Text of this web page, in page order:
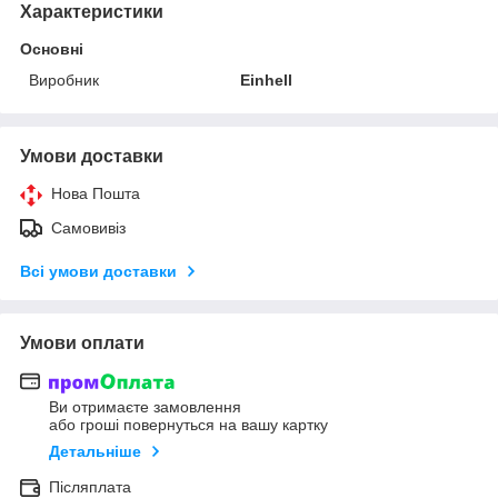
Характеристики
Основні
Виробник
Einhell
Умови доставки
Нова Пошта
Самовивіз
Всі умови доставки
Умови оплати
Ви отримаєте замовлення
або гроші повернуться на вашу картку
Детальніше
Післяплата